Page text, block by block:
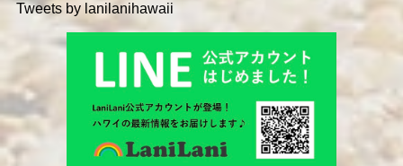
Tweets by lanilanihawaii